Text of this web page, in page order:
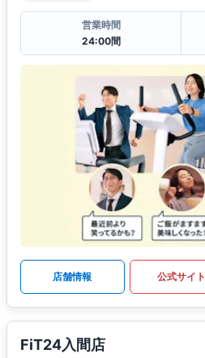
営業時間
24:00間
店舗情報 公式サイト
FiT24入間店